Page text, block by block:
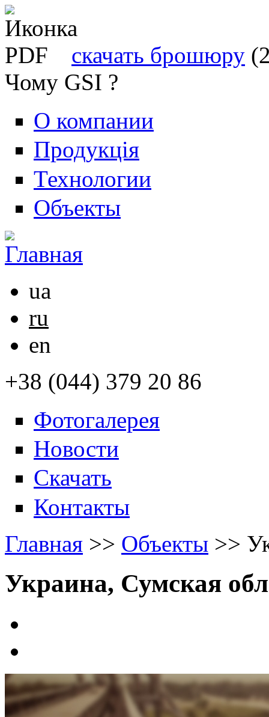
скачать брошюру
Чому GSI ?
О компании
Продукція
Технологии
Объекты
ua
ru
en
+38 (044) 379 20 86
Фотогалерея
Новости
Скачать
Контакты
Главная >> Объекты >>
Украина, Сумская